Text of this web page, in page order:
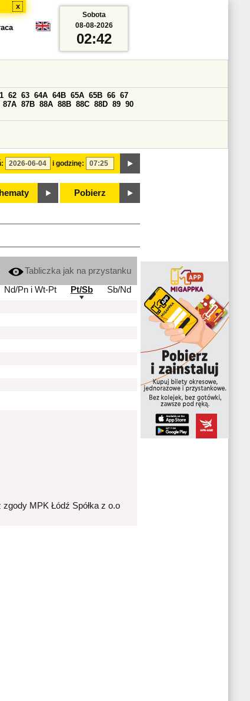
x
i godzinę:
62 63 64A 64B 65A 65B 66 67
87A 87B 88A 88B 88C 88D 89 90
Pobierz
Sobota
08-08-2026
02:42
Tabliczka jak na przystanku
Nd/Pn i Wt-Pt
Pt/Sb
Sb/Nd
MPK Łódź Spółka z o.o